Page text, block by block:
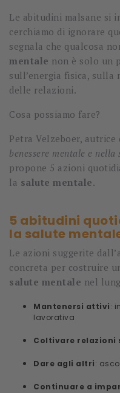
Le abitudini malsane si
cerchiamo di ignorare
segnala che qualcosa
mentale non è solo un
sull’energia fisica,
delle relazioni.
Cosa possiamo fare?
Petra Velzeboer, autrice
benessere mentale e
propone 5 azioni
la salute mentale.
5 abitudini
la salute
Le azioni suggerite
concreta per costruire
salute mentale nel
Mantenersi attivi:
lavorativa
Coltivare relazioni
Dare agli altri:
Continuare a